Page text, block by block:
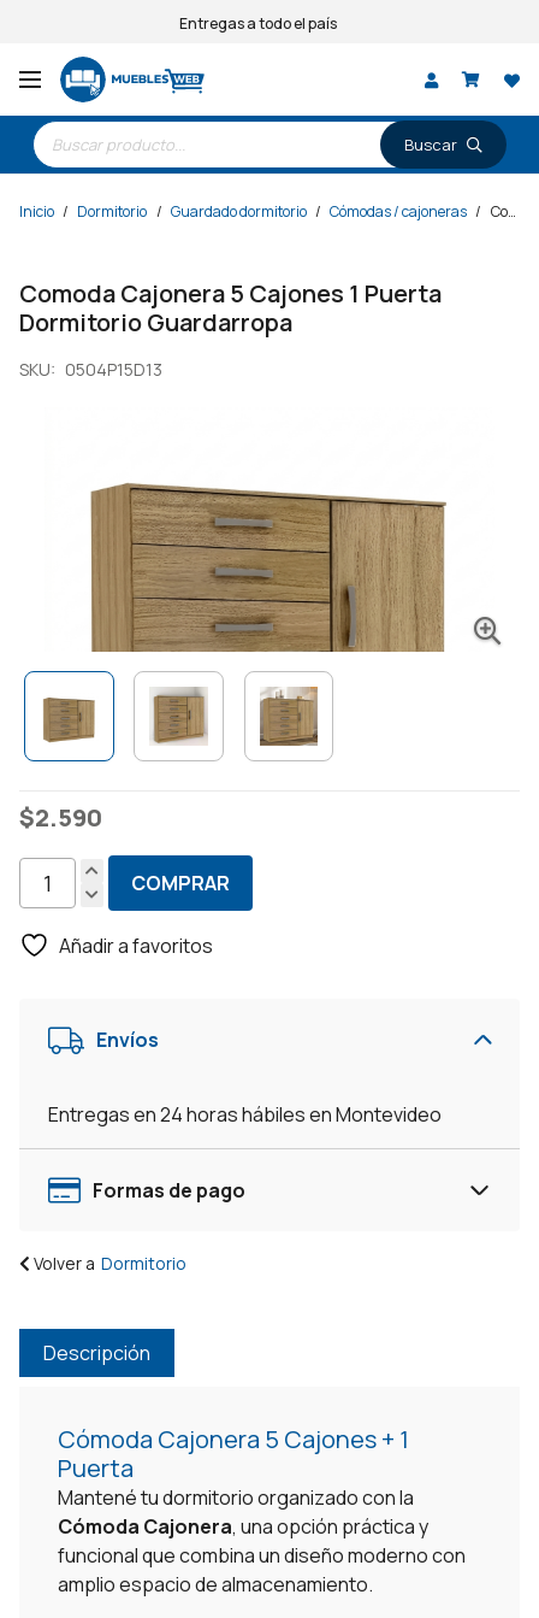
Entregas a todo el país
Búsqueda
de
productos
Inicio / Dormitorio / Guardado dormitorio / Cómodas / cajoneras / Comoda Cajonera 5 Cajones 1 Puerta Dormitorio Guardarropa
Comoda Cajonera 5 Cajones 1 Puerta
Dormitorio Guardarropa
SKU: 0504P15D13
$2.590
Comoda
5
Puerta
cantidad
COMPRAR
Añadir a favoritos
Envíos
Entregas en 24 horas hábiles en Montevideo
Formas de pago
Volver a Dormitorio
Descripción
Cómoda Cajonera 5 Cajones + 1
Puerta
Mantené tu dormitorio organizado con la
Cómoda Cajonera, una opción práctica y
funcional que combina un diseño moderno con
amplio espacio de almacenamiento.